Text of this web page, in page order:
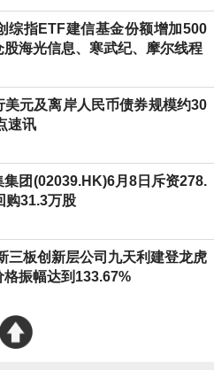
综指ETF建信基金份额增加500
股海光信息、寒武纪、摩尔线程
美元及离岸人民币债券规模约30
速讯
集团(02039.HK)6月8日斥资278.
购31.3万股
三板创新层公司九天利建登龙虎
格振幅达到133.67%